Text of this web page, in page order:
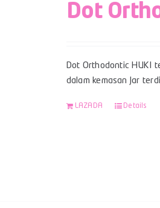
Dot
Dot Orthodontic HUKI
dalam kemasan Jar
LAZADA Details